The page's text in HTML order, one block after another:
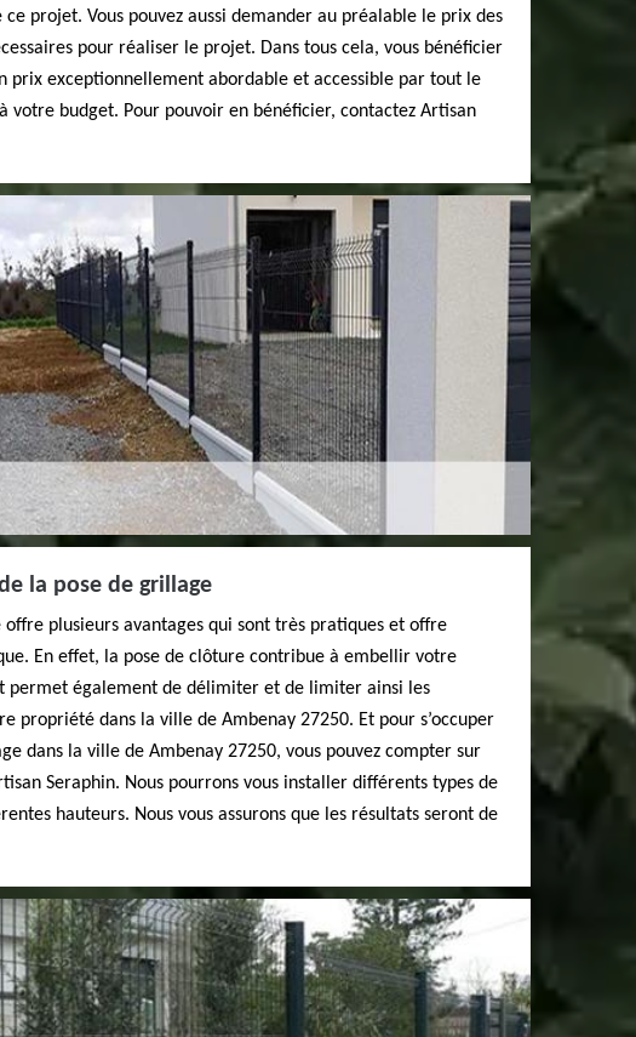
ce projet. Vous pouvez aussi demander au préalable le prix des
pour réaliser le projet. Dans tous cela, vous bénéficier
prix exceptionnellement abordable et accessible par tout le
votre budget. Pour pouvoir en bénéficier, contactez Artisan
la pose de grillage
offre plusieurs avantages qui sont très pratiques et offre
En effet, la pose de clôture contribue à embellir votre
permet également de délimiter et de limiter ainsi les
propriété dans la ville de Ambenay 27250. Et pour s’occuper
dans la ville de Ambenay 27250, vous pouvez compter sur
Seraphin. Nous pourrons vous installer différents types de
hauteurs. Nous vous assurons que les résultats seront de